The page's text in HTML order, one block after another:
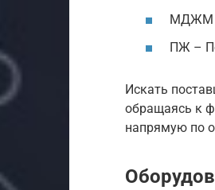
МДЖМ
ПЖ –
Искать
обращаясь к
напрямую по